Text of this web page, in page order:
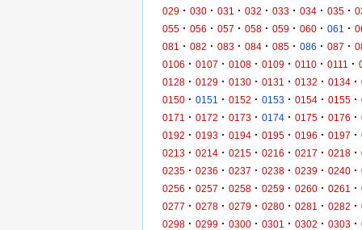
029 · 030 · 031 · 032 · 033 · 034 · 035 ·
055 · 056 · 057 · 058 · 059 · 060 · 061 ·
081
· 082 · 083 · 084 · 085 · 086 · 087 ·
0106 · 0107 · 0108 · 0109 · 0110 · 0111 ·
0128 · 0129 · 0130 · 0131 · 0132 · 0134 ·
0150 · 0151 · 0152 · 0153 · 0154 · 0155 ·
0171
· 0172 · 0173 · 0174 · 0175 · 0176 ·
0192 · 0193 · 0194 · 0195 · 0196 · 0197 ·
0213 · 0214 · 0215 · 0216 · 0217 · 0218 ·
0235 · 0236 · 0237 · 0238 · 0239 · 0240 ·
0256 · 0257 · 0258 · 0259 · 0260 · 0261 ·
0277 · 0278 · 0279 · 0280 · 0281 · 0282 ·
0298 · 0299 · 0300 · 0301 · 0302 · 0303 ·